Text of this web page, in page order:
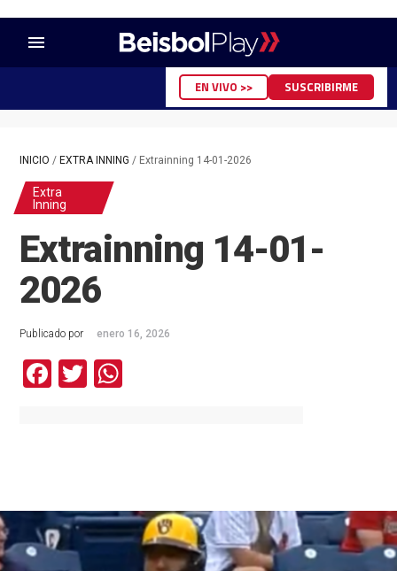
menu
EN VIVO >> SUSCRIBIRME
INICIO / EXTRA INNING / Extrainning 14-01-2026
Extra
Inning
Extrainning 14-01-
2026
Publicado por enero 16, 2026
Facebook
TwitterWhatsApp